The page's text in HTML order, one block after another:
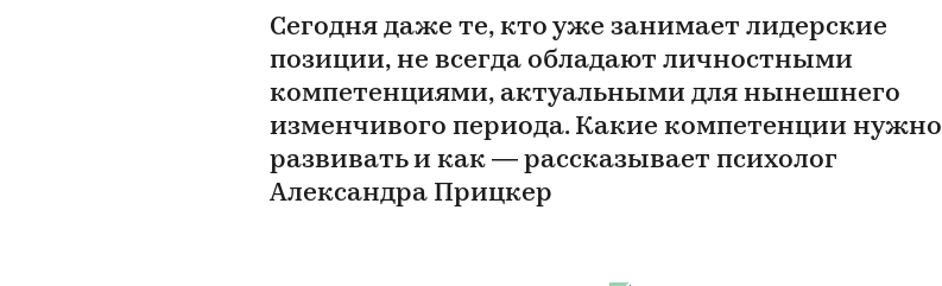
Сегодня даже те, кто уже занимает лидерские
позиции, не всегда обладают личностными
компетенциями, актуальными для нынешнего
изменчивого периода. Какие компетенции нужно
развивать и как — рассказывает психолог
Александра Прицкер